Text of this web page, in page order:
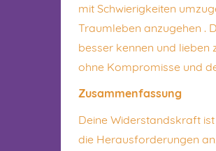
mit Schwierigkeiten
Traumleben anzugehen .
besser kennen und lieben
ohne Kompromisse und
Zusammenfassung
Deine Widerstandskraft
die Herausforderungen